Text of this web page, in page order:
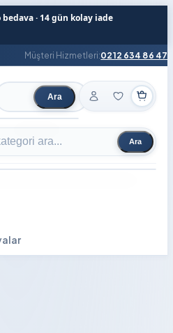
· 14 gün kolay iade
Müşteri Hizmetleri:0212 634 86 47
ara Ara
Ara